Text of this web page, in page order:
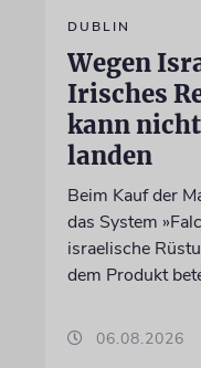
DUBLIN
Wegen
Irisches
kann
landen
Beim Kauf der
das System
israelische
dem Produkt
06.08.2026